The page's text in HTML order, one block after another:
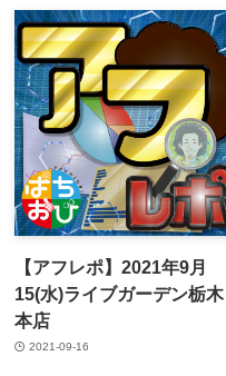
【アフレポ】2021年9月
15(水)ライブガーデン栃木
本店
2021-09-16